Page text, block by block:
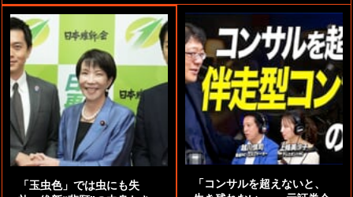
「玉虫色」では虫にも失
「コンサルを超えないと、